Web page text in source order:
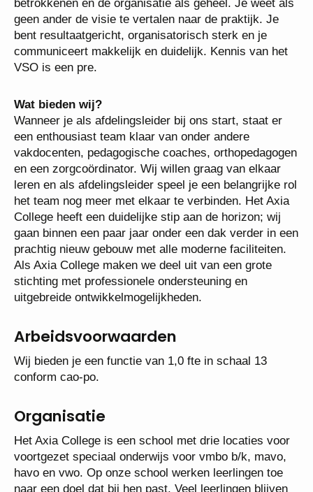
weerstanden weg te nemen. Je geeft ruimte waar
het kan en geeft richting waar het moet, terwijl je
zicht houdt op de belangen van alle betrokkenen en
de organisatie als geheel. Je weet als geen ander de
visie te vertalen naar de praktijk. Je bent
communiceert makkelijk en duidelijk. Kennis van het
VSO is een pre.
Wat bieden wij?
Wanneer je als afdelingsleider bij ons start, staat er
een enthousiast team klaar van onder andere
vakdocenten, pedagogische coaches,
orthopedagogen en een zorgcoördinator. Wij willen
graag van elkaar leren en als afdelingsleider speel je
een belangrijke rol het team nog meer met elkaar te
verbinden. Het Axia College heeft een duidelijke stip
aan de horizon; wij gaan binnen een paar jaar onder
een dak verder in een prachtig nieuw gebouw met
Als Axia College maken we deel uit van een grote
stichting met professionele ondersteuning en
uitgebreide ontwikkelmogelijkheden.
Wij bieden je een functie van 1,0 fte in schaal 13
conform cao-po.
Organisatie